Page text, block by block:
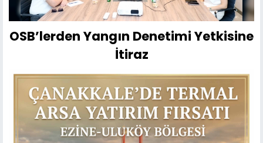
OSB’lerden Yangın Denetimi Yetkisine
İtiraz